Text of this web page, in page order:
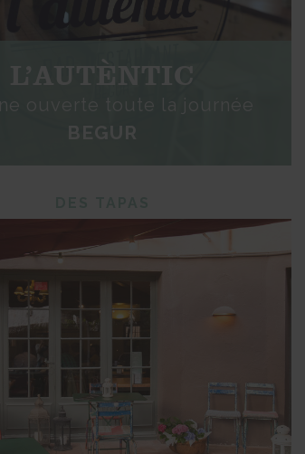
L’AUTÈNTIC
ouverte toute la journée
BEGUR